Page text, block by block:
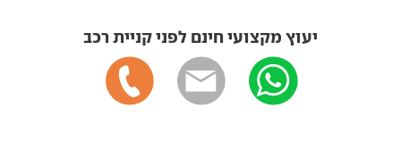
יעוץ מקצועי חינם לפני קניית רכב